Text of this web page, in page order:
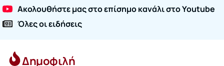
Ακολουθήστε μας στο επίσημο κανάλι στο Youtube
Όλες οι ειδήσεις
Δημοφιλή